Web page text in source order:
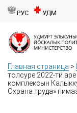
РУС УДМ
Главная страница >
толсуре 2022-тӥ
комплексын
Охрана труда»